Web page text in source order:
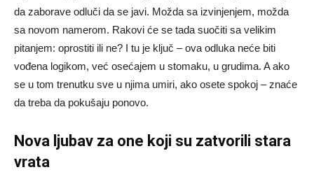
da zaborave odluči da se javi. Možda sa izvinjenjem, možda
sa novom namerom. Rakovi će se tada suočiti sa velikim
pitanjem: oprostiti ili ne? I tu je ključ – ova odluka neće biti
vođena logikom, već osećajem u stomaku, u grudima. A ako
se u tom trenutku sve u njima umiri, ako osete spokoj – znaće
da treba da pokušaju ponovo.
Nova ljubav za one koji su zatvorili stara
vrata